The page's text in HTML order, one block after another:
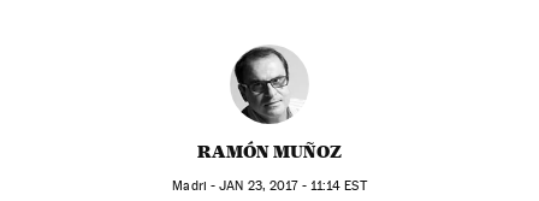
RAMÓN MUÑOZ
Madri -JAN 23, 2017 - 11:14 EST